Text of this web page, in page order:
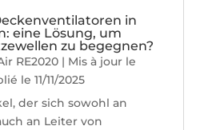
in
eine Lösung, um
zu begegnen?
RE2020| Mis à jour le
le 11/11/2025
der sich sowohl an
an Leiter von